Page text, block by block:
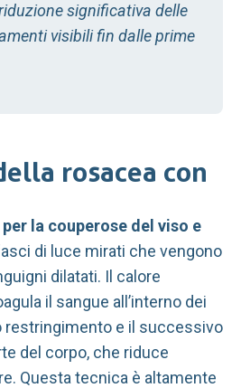
significativa delle
visibili fin dalle prime
rosacea con
la couperose del viso e
di luce mirati che vengono
dilatati. Il calore
il sangue all’interno dei
restringimento e il successivo
del corpo, che riduce
Questa tecnica è altamente